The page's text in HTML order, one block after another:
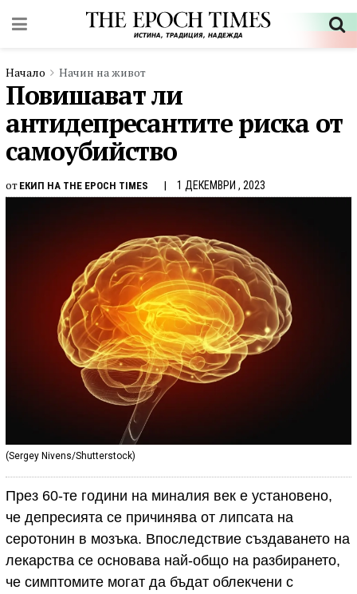
Начало Начин на живот
Повишават ли
антидепресантите риска от
самоубийство
от ЕКИП НА THE EPOCH TIMES 1 ДЕКЕМВРИ , 2023
(Sergey Nivens/Shutterstock)
През 60-те години на миналия век е установено,
че депресията се причинява от липсата на
серотонин в мозъка. Впоследствие създаването на
лекарства се основава най-общо на разбирането,
че симптомите могат да бъдат облекчени с